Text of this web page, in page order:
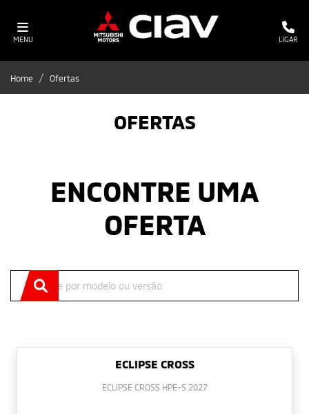
MENU LIGAR
Home Ofertas
OFERTAS
ENCONTRE UMA
OFERTA
ECLIPSE CROSS
ECLIPSE CROSS HPE-S 2027